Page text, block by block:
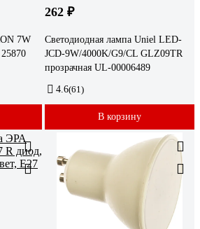
7W
262 ₽
Светодиодная лампа Uniel LED-
JCD-9W/4000K/G9/CL GLZ09TR
прозрачная UL-00006489
4.6(61)
В корзину